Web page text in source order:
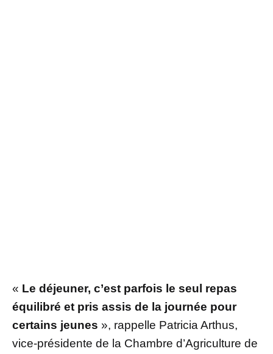
« Le déjeuner, c’est parfois le seul repas
équilibré et pris assis de la journée pour
certains jeunes », rappelle Patricia Arthus,
vice-présidente de la Chambre d’Agriculture de